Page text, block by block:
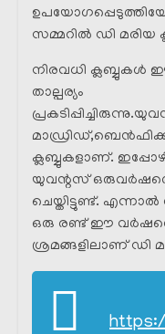
സമ്മറിൽ ഡി മരിയ
നിരവധി
താല്പര്യം
ക്ലബ്ബുകളാണ്.
യുവന്റസ്
ചെയ്തിട്ടുണ്ട്. എന്നാൽ
ഒരു രണ്ട് ഈ
ശ്രമങ്ങളിലാണ് ഡി